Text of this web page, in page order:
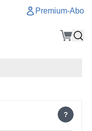
Premium-Abo
?